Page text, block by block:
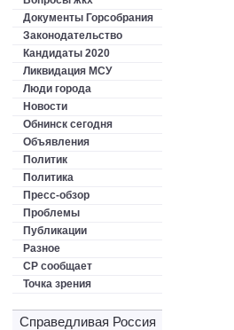
Документы Горсобрания
Законодательство
Кандидаты 2020
Ликвидация МСУ
Люди города
Новости
Обнинск сегодня
Объявления
Политик
Политика
Пресс-обзор
Проблемы
Публикации
Разное
СР сообщает
Точка зрения
Справедливая Россия